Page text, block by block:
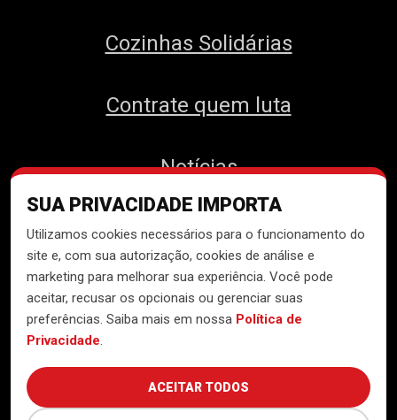
SUA PRIVACIDADE IMPORTA
Utilizamos cookies necessários para o funcionamento do
site e, com sua autorização, cookies de análise e
marketing para melhorar sua experiência. Você pode
aceitar, recusar os opcionais ou gerenciar suas
preferências. Saiba mais em nossa Política de
Privacidade.
ACEITAR TODOS
Cozinhas Solidárias
Contrate quem luta
Notícias
Contato
Desenvolvido peloNúcleo de
Tecnologia do MTST